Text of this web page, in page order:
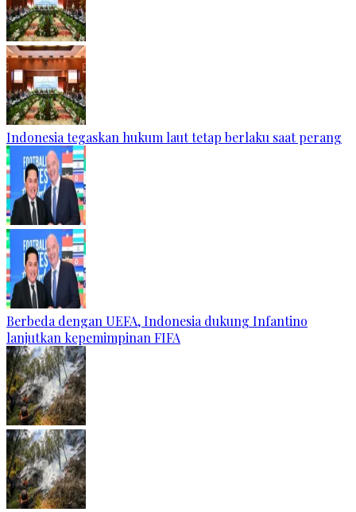
Indonesia tegaskan hukum laut tetap berlaku saat perang
Berbeda dengan UEFA, Indonesia dukung Infantino
lanjutkan kepemimpinan FIFA